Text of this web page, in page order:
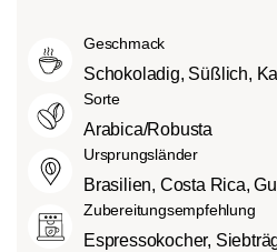
sauer als helle Röstungen, mit
ausgewogenem Geschmack
Körper.
Dunkle Röstung (French-/
Schokoladig süßer Körper mit
ausgeprägten Röstaromen und
Bitterstoffen bei geringem
verschiedenen Faktoren wie der
Bohnensorte, Anbauhöhe,
besonders der Röstung ab.
Geschmack
Schokoladig, Süßlich,
Sorte
Arabica/Robusta
Ursprungsländer
Brasilien, Costa Rica,
Zubereitungsempfehlung
Espressokocher,